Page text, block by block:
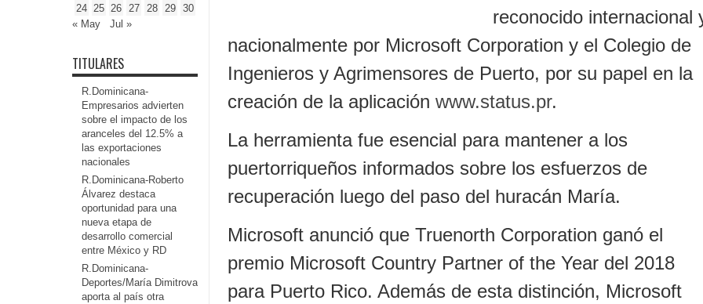
reconocido internacional
nacionalmente por Microsoft Corporation y el Colegio de
Ingenieros y Agrimensores de Puerto, por su papel en la
creación de la aplicación www.status.pr.
La herramienta fue esencial para mantener a los
puertorriqueños informados sobre los esfuerzos de
recuperación luego del paso del huracán María.
Microsoft anunció que Truenorth Corporation ganó el
premio Microsoft Country Partner of the Year del 2018
para Puerto Rico. Además de esta distinción, Microsoft
24 25 26 27 28 29
30
« May
Jul »
TITULARES
R.Dominicana-
Empresarios advierten
sobre el impacto de los
aranceles del 12.5% a
las exportaciones
nacionales
R.Dominicana-Roberto
Álvarez destaca
oportunidad para una
nueva etapa de
desarrollo comercial
entre México y RD
R.Dominicana-
Deportes/María Dimitrova
aporta al país otra